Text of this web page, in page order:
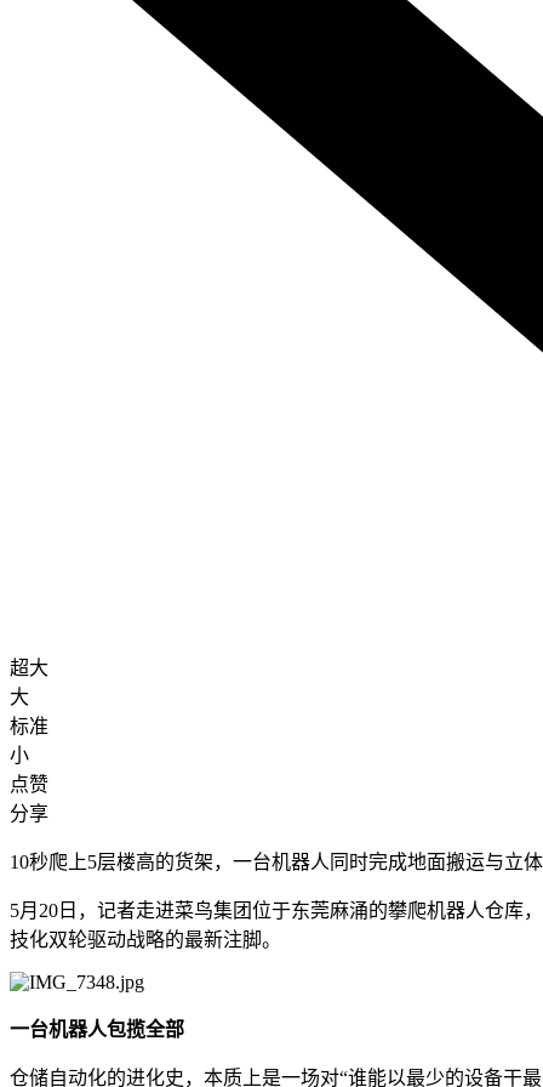
超大
大
标准
小
点赞
分享
10秒爬上5层楼高的货架，一台机器人同时完成地面搬运与立
5月20日，记者走进菜鸟集团位于东莞麻涌的攀爬机器人仓库
技化双轮驱动战略的最新注脚。
一台机器人包揽全部
仓储自动化的进化史，本质上是一场对“谁能以最少的设备干